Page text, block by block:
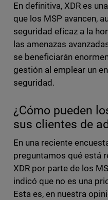
En definitiva, XDR es
que los MSP avancen,
seguridad eficaz a la
las amenazas
se beneficiarán
gestión al emplear un
seguridad.
¿Cómo pueden
sus clientes de
En una reciente
preguntamos qué está
XDR por parte de los
indicó que no es una
Esta es, en nuestra